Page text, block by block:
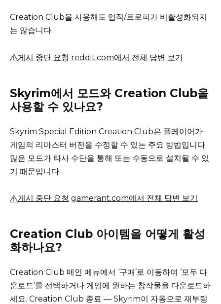
Creation Club을 사용해도 업적/트로피가 비활성화되지
는 않습니다.
게시 중단 요청 reddit.com에서 전체 답변 보기
Skyrim에서 모드와 Creation Club을
사용할 수 있나요?
Skyrim Special Edition Creation Club은 플레이어가
게임의 리마스터 버전을 수정할 수 있는 주요 방법입니다.
많은 모드가 타사 수단을 통해 또는 수동으로 설치될 수 있
기 때문입니다.
게시 중단 요청 gamerant.com에서 전체 답변 보기
Creation Club 아이템을 어떻게 활성
화하나요?
Creation Club 메인 메뉴에서 ‘구매’로 이동하여 ‘모두 다
운로드’를 선택하거나 게임에 원하는 창작물을 다운로드하
세요. Creation Club 종료 — Skyrim이 자동으로 재부팅